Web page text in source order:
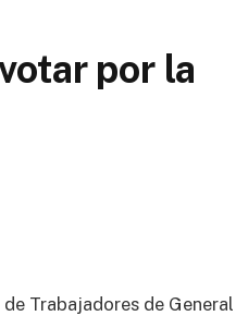
por la
Trabajadores de General